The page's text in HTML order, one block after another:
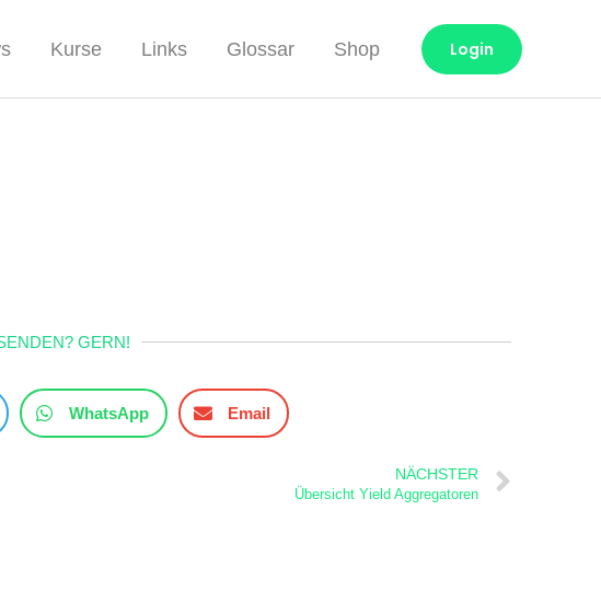
Kurse Links Glossar Shop Login
GERN!
WhatsApp Email
NÄCHSTER
Übersicht Yield Aggregatoren